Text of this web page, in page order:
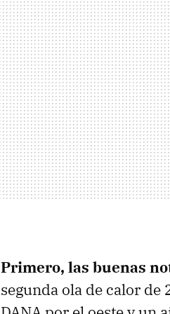
Primero, las buenas
segunda ola de calor